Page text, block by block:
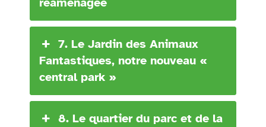
7. Le Jardin des Animaux
Fantastiques, notre nouveau «
central park »
8. Le quartier du parc et de la